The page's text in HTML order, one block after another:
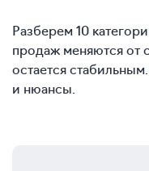
Разберем 10
продаж меняются от
остается
и нюансы.